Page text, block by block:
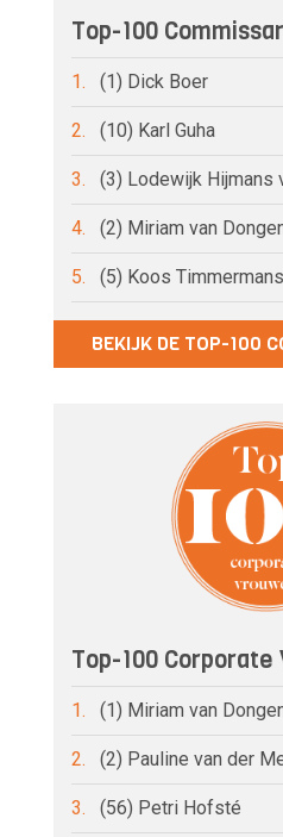
Top-100
1. (1) Dick Boer
2. (10) Karl Guha
3. (3) Lodewijk Hijmans
4. (2) Miriam van
5. (5) Koos Timmermans
BEKIJK DE TOP-100
Top-100 Corporate
1. (1) Miriam van
2. (2) Pauline van der
3. (56) Petri Hofsté